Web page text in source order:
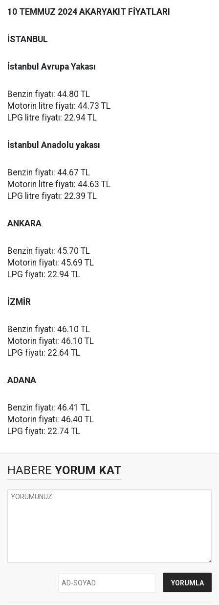
10 TEMMUZ 2024 AKARYAKIT FİYATLARI
İSTANBUL
İstanbul Avrupa Yakası
Benzin fiyatı: 44.80 TL
Motorin litre fiyatı: 44.73 TL
LPG litre fiyatı: 22.94 TL
İstanbul Anadolu yakası
Benzin fiyatı: 44.67 TL
Motorin litre fiyatı: 44.63 TL
LPG litre fiyatı: 22.39 TL
ANKARA
Benzin fiyatı: 45.70 TL
Motorin fiyatı: 45.69 TL
LPG fiyatı: 22.94 TL
İZMİR
Benzin fiyatı: 46.10 TL
Motorin fiyatı: 46.10 TL
LPG fiyatı: 22.64 TL
ADANA
Benzin fiyatı: 46.41 TL
Motorin fiyatı: 46.40 TL
LPG fiyatı: 22.74 TL
HABERE YORUM KAT